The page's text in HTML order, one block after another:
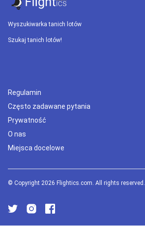
Wyszukiwarka tanich lotów
Szukaj tanich lotów!
Regulamin
Często zadawane pytania
Prywatność
O nas
Miejsca docelowe
© Copyright 2026 Flightics.com. All rights reserved.